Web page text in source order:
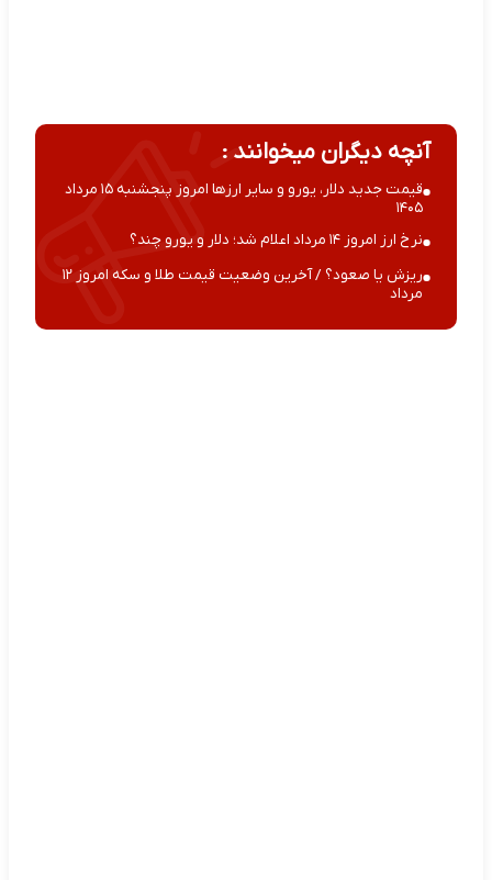
آنچه دیگران میخوانند :
قیمت جدید دلار، یورو و سایر ارزها امروز پنجشنبه ۱۵ مرداد
۱۴۰۵
نرخ ارز امروز ۱۴ مرداد اعلام شد؛ دلار و یورو چند؟
ریزش یا صعود؟ / آخرین وضعیت قیمت طلا و سکه امروز ۱۲
مرداد